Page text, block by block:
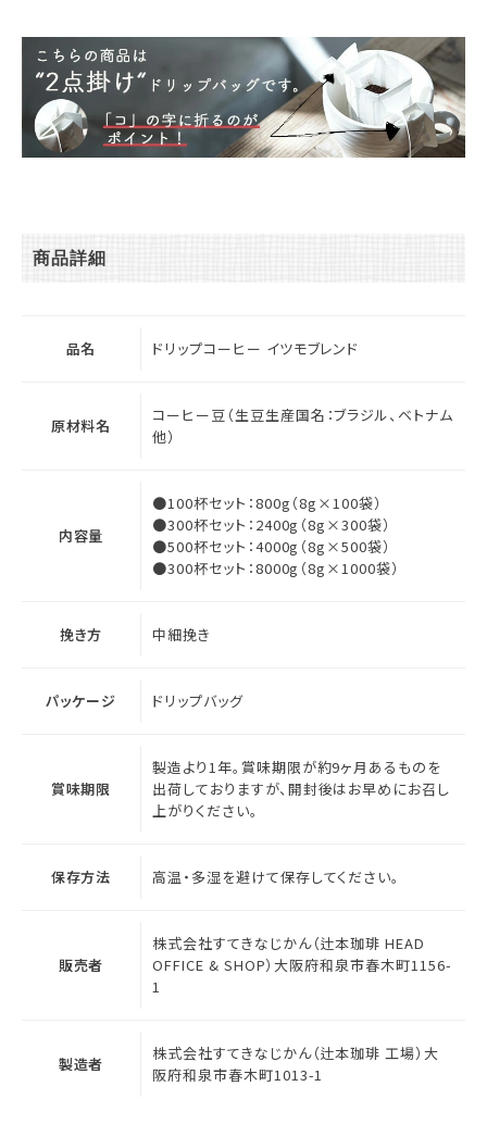
商品詳細
品名 ドリップコーヒー イツモブレンド
原材料名
コーヒー豆（生豆生産国名：ブラジル、ベトナム
他）
内容量
●100杯セット：800g（8g×100袋）
●300杯セット：2400g（8g×300袋）
●500杯セット：4000g（8g×500袋）
●300杯セット：8000g（8g×1000袋）
挽き方 中細挽き
パッケージ ドリップバッグ
賞味期限
製造より1年。賞味期限が約9ヶ月あるものを
出荷しておりますが、開封後はお早めにお召し
上がりください。
保存方法 高温・多湿を避けて保存してください。
販売者
株式会社すてきなじかん（辻本珈琲 HEAD
OFFICE & SHOP）大阪府和泉市春木町1156-
1
製造者
株式会社すてきなじかん（辻本珈琲 工場）大
阪府和泉市春木町1013-1